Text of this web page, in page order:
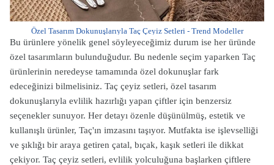
Özel Tasarım Dokunuşlarıyla Taç Çeyiz Setleri - Trend Modeller
Bu ürünlere yönelik genel söyleyeceğimiz durum ise her üründe
özel tasarımların bulunduğudur. Bu nedenle seçim yaparken Taç
ürünlerinin neredeyse tamamında özel dokunuşlar fark
edeceğinizi bilmelisiniz. Taç çeyiz setleri, özel tasarım
dokunuşlarıyla evlilik hazırlığı yapan çiftler için benzersiz
seçenekler sunuyor. Her detayı özenle düşünülmüş, estetik ve
kullanışlı ürünler, Taç'ın imzasını taşıyor. Mutfakta ise işlevselliği
ve şıklığı bir araya getiren çatal, bıçak, kaşık setleri ile dikkat
çekiyor. Taç çeyiz setleri, evlilik yolculuğuna başlarken çiftlere